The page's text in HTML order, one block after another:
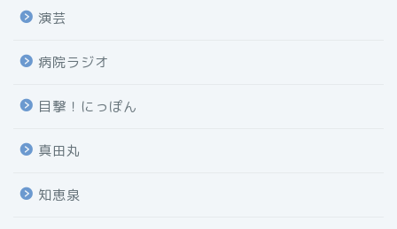
演芸
病院ラジオ
目撃！にっぽん
真田丸
知恵泉